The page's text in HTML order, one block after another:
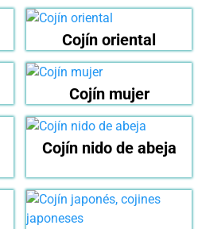
Cojín oriental
Cojín mujer
Cojín nido de abeja